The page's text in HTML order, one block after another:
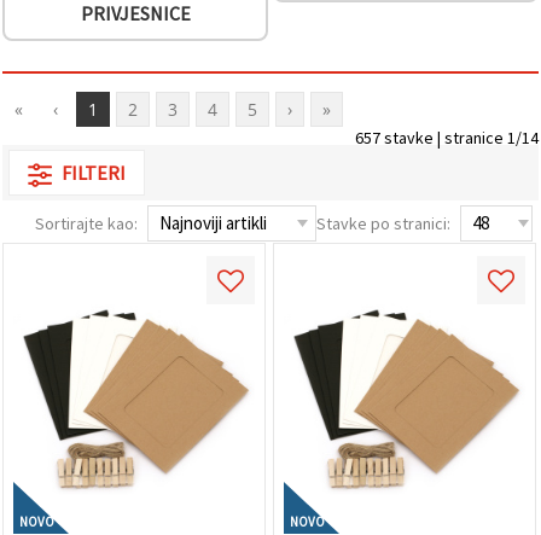
PRIVJESNICE
« ‹ 1 2 3 4 5 › »
657 stavke | stranice 1/14
FILTERI
Sortirajte kao: Stavke po stranici:
NOVO NOVO